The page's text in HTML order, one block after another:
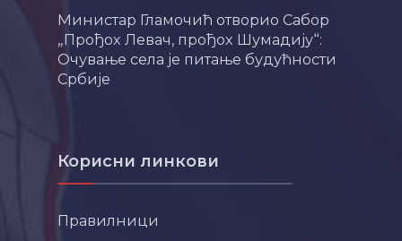
Министар Гламочић отворио Сабор
„Прођох Левач, прођох Шумадију“:
Очување села је питање будућности
Србије
Корисни линкови
Правилници